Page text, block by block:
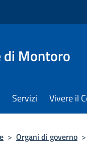
di Montoro
Servizi Vivere il
> Organi di governo >